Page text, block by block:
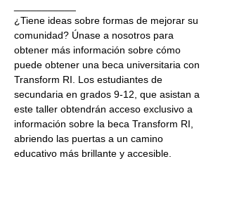
¿Tiene ideas sobre formas de mejorar su
comunidad? Únase a nosotros para
obtener más información sobre cómo
puede obtener una beca universitaria con
Transform RI. Los estudiantes de
secundaria en grados 9-12, que asistan a
este taller obtendrán acceso exclusivo a
información sobre la beca Transform RI,
abriendo las puertas a un camino
educativo más brillante y accesible.